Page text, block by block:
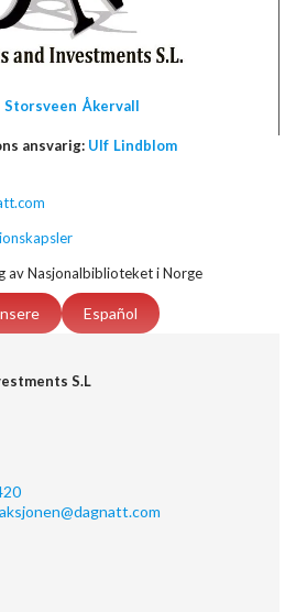
Storsveen Åkervall
ansvarig: Ulf Lindblom
av Nasjonalbiblioteket i Norge
Español
S.L